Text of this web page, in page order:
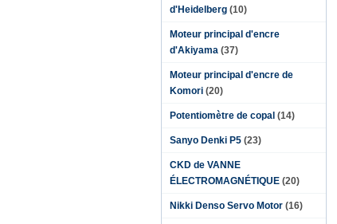
d'Heidelberg (10)
Moteur principal d'encre
d'Akiyama (37)
Moteur principal d'encre de
Komori (20)
Potentiomètre de copal (14)
Sanyo Denki P5 (23)
CKD de VANNE
ÉLECTROMAGNÉTIQUE (20)
Nikki Denso Servo Motor (16)